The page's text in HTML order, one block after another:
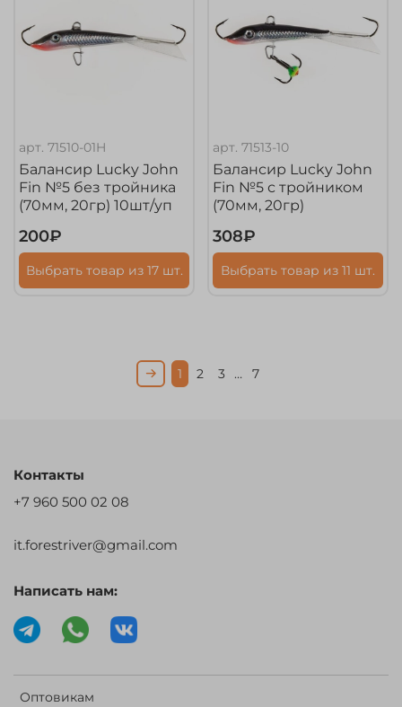
арт.71510-01H
Балансир Lucky John
Fin №5 без тройника
(70мм, 20гр) 10шт/уп
200₽
Выбрать товар из 17 шт.
арт.71513-10
Балансир Lucky John
Fin №5 с тройником
(70мм, 20гр)
308₽
Выбрать товар из 11 шт.
1 2 3 … 7
Оптовикам
Контакты
+7 960 500 02 08
it.forestriver@gmail.com
Написать нам: